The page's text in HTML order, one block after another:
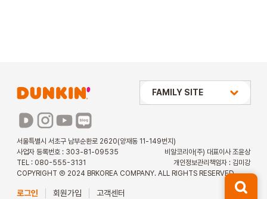
서울특별시 서초구 남부순환로 2620(양재동 11-149번지)
사업자 등록번호 : 303-81-09535
비알코리아(주) 대표이사 조윤상
TEL : 080-555-3131
개인정보관리책임자 : 김미강
COPYRIGHT Ⓒ 2024 BRKOREA COMPANY. ALL RIGHTS RESERVED.
로그인 회원가입 고객센터
상미당 HOLDINGS
파리바게뜨
파스쿠찌
FAMILY SITE